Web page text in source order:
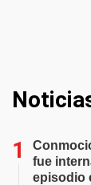
fue
episodio